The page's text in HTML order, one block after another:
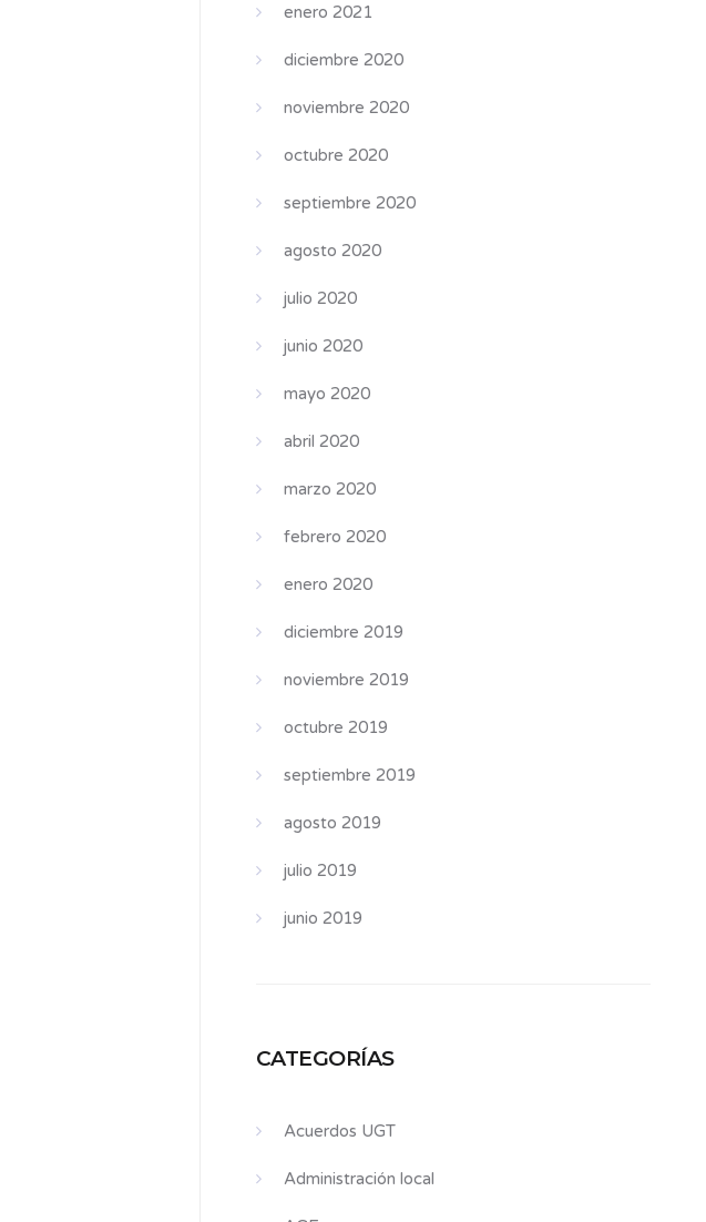
enero 2021
diciembre 2020
noviembre 2020
octubre 2020
septiembre 2020
agosto 2020
julio 2020
junio 2020
mayo 2020
abril 2020
marzo 2020
febrero 2020
enero 2020
diciembre 2019
noviembre 2019
octubre 2019
septiembre 2019
agosto 2019
julio 2019
junio 2019
CATEGORÍAS
Acuerdos UGT
Administración local